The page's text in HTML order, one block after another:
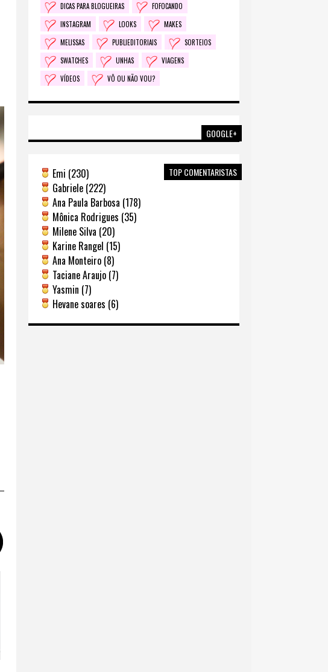
DICAS PARA BLOGUEIRAS
FOFOCANDO
INSTAGRAM
LOOKS
MAKES
MELISSAS
PUBLIEDITORIAIS
SORTEIOS
SWATCHES
UNHAS
VIAGENS
VÍDEOS
VÔ OU NÃO VOU?
GOOGLE+
TOP COMENTARISTAS
Emi (230)
Gabriele (222)
Ana Paula Barbosa (178)
Mônica Rodrigues (35)
Milene Silva (20)
Karine Rangel (15)
Ana Monteiro (8)
Taciane Araujo (7)
Yasmin (7)
Hevane soares (6)